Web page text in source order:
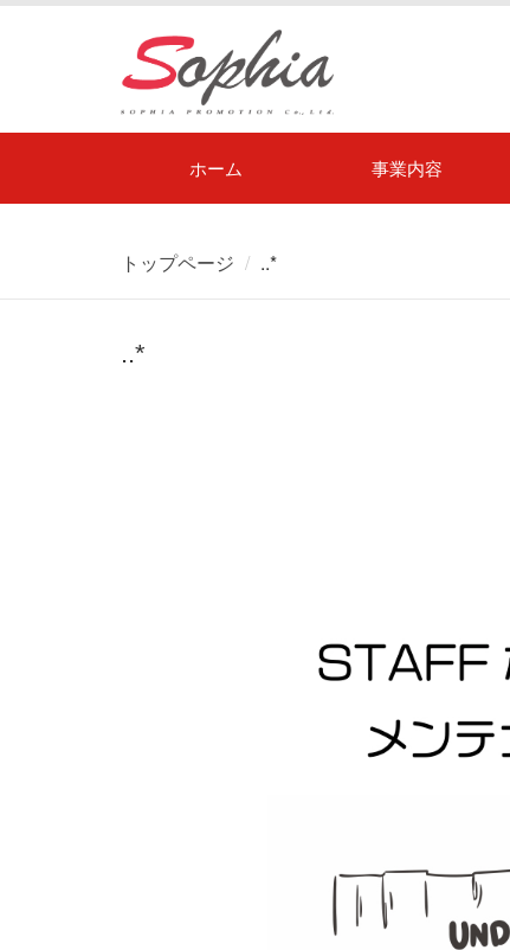
ホーム 事業内容
トップページ ..*
..*